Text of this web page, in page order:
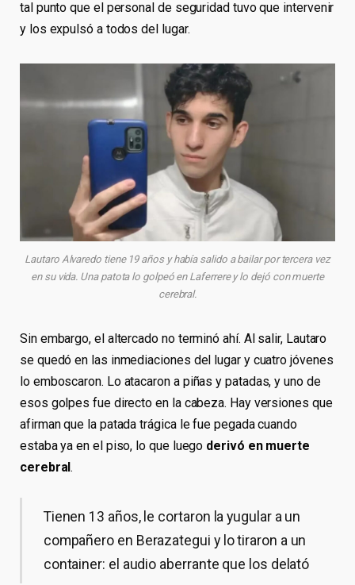
tal punto que el personal de seguridad tuvo que intervenir
y los expulsó a todos del lugar.
Lautaro Alvaredo tiene 19 años y había salido a bailar por tercera vez
en su vida. Una patota lo golpeó en Laferrere y lo dejó con muerte
cerebral.
Sin embargo, el altercado no terminó ahí. Al salir, Lautaro
se quedó en las inmediaciones del lugar y cuatro jóvenes
lo emboscaron. Lo atacaron a piñas y patadas, y uno de
esos golpes fue directo en la cabeza. Hay versiones que
afirman que la patada trágica le fue pegada cuando
estaba ya en el piso, lo que luego derivó en muerte
cerebral.
Tienen 13 años, le cortaron la yugular a un
compañero en Berazategui y lo tiraron a un
container: el audio aberrante que los delató